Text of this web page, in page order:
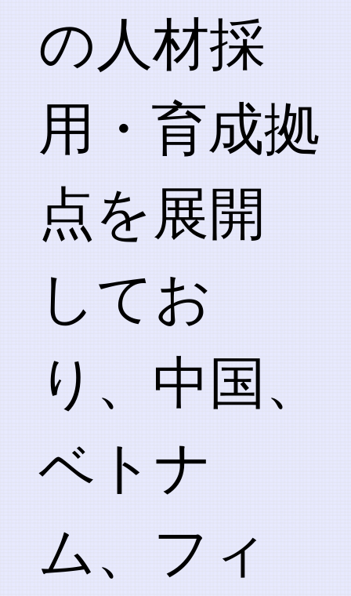
の人材採
用・育成拠
点を展開
してお
り、中国、
ベトナ
ム、フィ